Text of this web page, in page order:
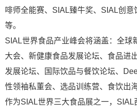
啡师全能赛、SIAL臻牛奖、SIAL创
等。
SIAL世界食品产业峰会将涵盖：全球
大会、新健康食品发展论坛、食品进
发展论坛、国际饮品与餐饮论坛、
性领袖私董会、选品训练营、食饮出
作为SIAL世界三大食品展之一，SIAL